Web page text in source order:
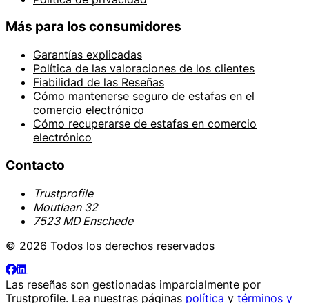
Más para los consumidores
Garantías explicadas
Política de las valoraciones de los clientes
Fiabilidad de las Reseñas
Cómo mantenerse seguro de estafas en el
comercio electrónico
Cómo recuperarse de estafas en comercio
electrónico
Contacto
Trustprofile
Moutlaan 32
7523 MD Enschede
© 2026 Todos los derechos reservados
Las reseñas son gestionadas imparcialmente por
Trustprofile. Lea nuestras páginas política y términos y